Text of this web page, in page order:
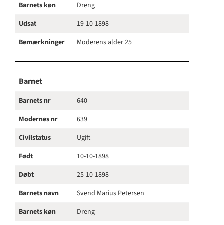
Barnets køn
Dreng
Udsat
19-10-1898
Bemærkninger
Moderens alder 25
Barnet
Barnets nr
640
Modernes nr
639
Civilstatus
Ugift
Født
10-10-1898
Døbt
25-10-1898
Barnets navn
Svend Marius Petersen
Barnets køn
Dreng